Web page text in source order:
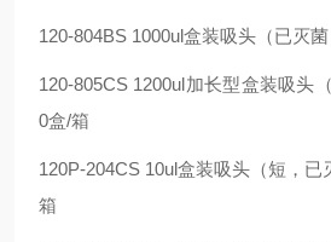
120-804BS 1000ul盒装吸头（已灭
120-805CS 1200ul加长型盒装吸头
0盒/箱
120P-204CS 10ul盒装吸头（短，已
箱